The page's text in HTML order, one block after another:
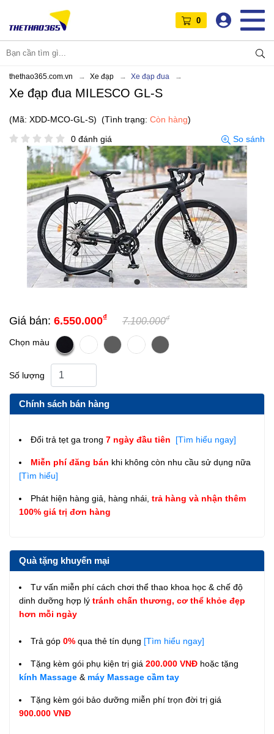
0
thethao365.com.vn Xe đạp Xe đạp đua
Xe đạp đua MILESCO GL-S
(Mã: XDD-MCO-GL-S) (Tình trạng: Còn hàng)
0 đánh giá
So sánh
Giá bán: 6.550.000₫ 7.100.000₫
Chọn màu
Số lượng
Chính sách bán hàng
Đổi trả tẹt ga trong 7 ngày đầu tiên [Tìm hiểu ngay]
Miễn phí đăng bán khi không còn nhu cầu sử dụng nữa
[Tìm hiểu]
Phát hiện hàng giả, hàng nhái, trả hàng và nhận thêm
100% giá trị đơn hàng
Quà tặng khuyến mại
Tư vấn miễn phí cách chơi thể thao khoa học & chế độ
dinh dưỡng hợp lý tránh chấn thương, cơ thể khỏe đẹp
hơn mỗi ngày
Trả góp 0% qua thẻ tín dụng [Tìm hiểu ngay]
Tặng kèm gói phụ kiện trị giá 200.000 VNĐ hoặc tặng
kính Massage & máy Massage cầm tay
Tặng kèm gói bảo dưỡng miễn phí trọn đời trị giá
900.000 VNĐ